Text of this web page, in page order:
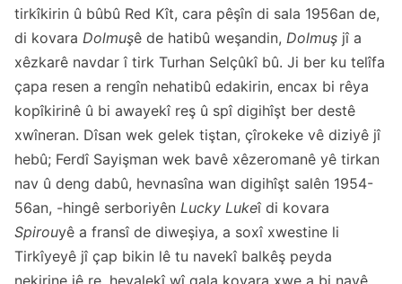
tirkîkirin û bûbû Red Kît, cara pêşîn di sala 1956an de,
di kovara Dolmuşê de hatibû weşandin, Dolmuş jî a
xêzkarê navdar î tirk Turhan Selçûkî bû. Ji ber ku telîfa
çapa resen a rengîn nehatibû edakirin, encax bi rêya
kopîkirinê û bi awayekî reş û spî digihîşt ber destê
xwîneran. Dîsan wek gelek tiştan, çîrokeke vê diziyê jî
hebû; Ferdî Sayişman wek bavê xêzeromanê yê tirkan
nav û deng dabû, hevnasîna wan digihîşt salên 1954-
56an, -hingê serboriyên Lucky Lukeî di kovara
Spirouyê a fransî de diweşiya, a soxî xwestine li
Tirkîyeyê jî çap bikin lê tu navekî balkêş peyda